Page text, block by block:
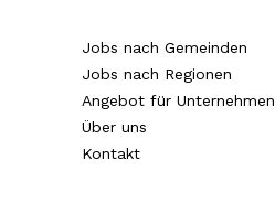
Jobs nach Gemeinden
Jobs nach Regionen
Angebot für Unternehmen
Über uns
Kontakt